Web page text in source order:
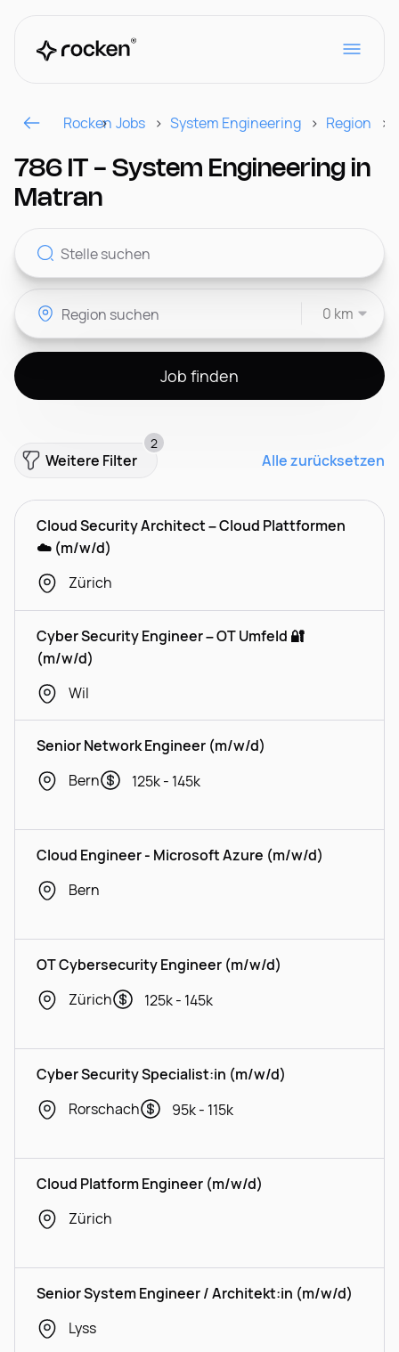
Für Arbeitgeber
Kontakt
CH
Rocken Jobs System Engineering Region
786 IT - System Engineering in
Matran
0 km
Job finden
Weitere Filter
2
Alle zurücksetzen
Cloud Security Architect – Cloud Plattformen
☁️ (m/w/d)
Zürich
Cyber Security Engineer – OT Umfeld 🔐
(m/w/d)
Wil
Senior Network Engineer (m/w/d)
Bern
125k - 145k
Cloud Engineer - Microsoft Azure (m/w/d)
Bern
OT Cybersecurity Engineer (m/w/d)
Zürich
125k - 145k
Cyber Security Specialist:in (m/w/d)
Rorschach
95k - 115k
Cloud Platform Engineer (m/w/d)
Zürich
Senior System Engineer / Architekt:in (m/w/d)
Lyss